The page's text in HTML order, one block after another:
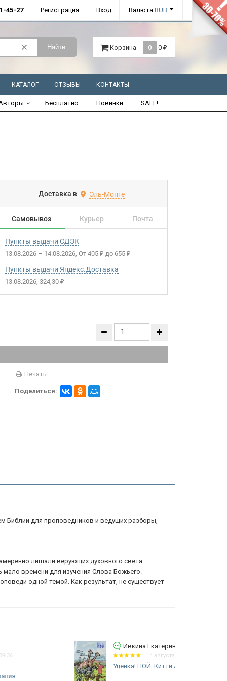
45-27 Регистрация Вход Валюта RUB
Найти Корзина 0 0 ₽
КАТАЛОГ ОТЗЫВЫ КОНТАКТЫ
Бесплатно Новинки SALE!
Доставка в Эль-Монте
Самовывоз Курьер Почта
Пункты выдачи СДЭК
13.08.2026 – 14.08.2026 От 405₽ до 655₽
Пункты выдачи Яндекс.Доставка
13.08.2026 324,30₽
Печать
Поделиться:
Библии для проповедников и ведущих разборы,
лишали верующих духовного света.
мало времени для изучения Слова Божьего.
одной темой. Как результат, не существует
Ивкина Екатерина
14 августа 2025 21:07
Уценка! НОЙ. Китти Анна Грифитс